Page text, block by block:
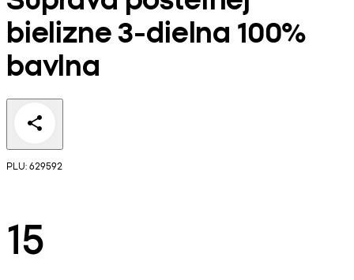
bielizne 3-dielna 100%
bavlna
PLU: 629592
15